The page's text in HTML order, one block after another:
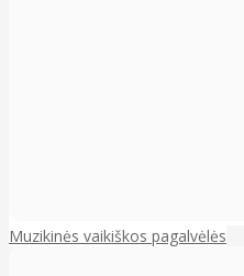
Muzikinės vaikiškos pagalvėlės